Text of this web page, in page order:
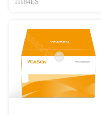
11184ES